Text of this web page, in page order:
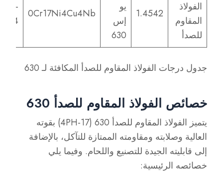
الفولاذ
المقاوم
للصدأ
1.4542
يو
إس
630
0Cr17Ni4Cu4Nb
4
جدول درجات الفولاذ المقاوم للصدأ المكافئة لـ 630
خصائص الفولاذ المقاوم للصدأ 630
يتميز الفولاذ المقاوم للصدأ 630 (17-4PH) بقوته
العالية وصلابته ومقاومته الممتازة للتآكل، بالإضافة
إلى قابليته الجيدة للتصنيع واللحام. وفيما يلي
خصائصه الرئيسية: